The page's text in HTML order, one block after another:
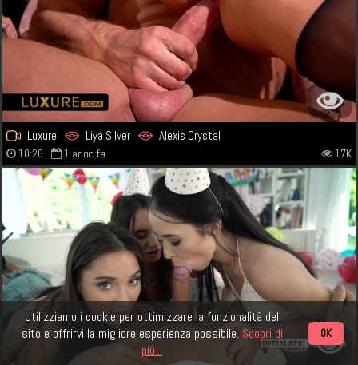
Utilizziamo i cookie per ottimizzare la funzionalità del
sito e offrirvi la migliore esperienza possibile. Scopri di
più...
OK
Luxure Liya Silver Alexis Crystal
10:26 1 anno fa 17K